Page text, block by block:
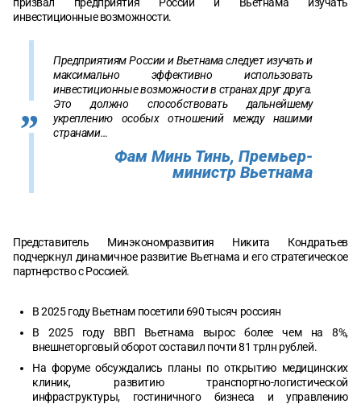
инвестиционные возможности.
Предприятиям России и Вьетнама следует изучать и
максимально эффективно использовать
инвестиционные возможности в странах друг друга.
Это должно способствовать дальнейшему
укреплению особых отношений между нашими
странами…
Фам Минь Тинь, Премьер-
министр Вьетнама
Представитель Минэкономразвития Никита Кондратьев
подчеркнул динамичное развитие Вьетнама и его стратегическое
партнерство с Россией.
В 2025 году Вьетнам посетили 690 тысяч россиян
В 2025 году ВВП Вьетнама вырос более чем на 8%,
внешнеторговый оборот составил почти 81 трлн рублей.
На форуме обсуждались планы по открытию медицинских
клиник, развитию транспортно-логистической
инфраструктуры, гостиничного бизнеса и управлению